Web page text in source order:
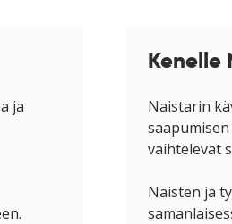
ja
Kenelle
Naistarin
vaihtelevat
Naisten ja